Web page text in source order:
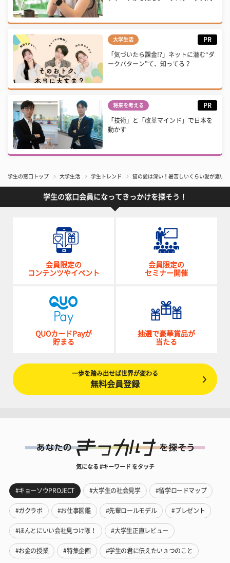
大学生活 PR
「気づいたら課金!?」ネットに潜む“ダ
ークパターン”て、知ってる？
将来を考える PR
「技術」と「改革マインド」で日本を
動かす
学生の窓口トップ 大学生活 学生トレンド 猫の愛は深い！暑苦しいくらい愛が濃い
学生の窓口会員になってきっかけを探そう！
会員限定の
コンテンツやイベント
会員限定の
セミナー開催
QUOカードPayが
貯まる
抽選で豪華賞品が
当たる
一歩を踏み出せば世界が変わる
無料会員登録
気になる #キーワード をタッチ
#キョーソウPROJECT #大学生の社会見学 #留学ロードマップ
#ガクラボ #お仕事図鑑 #先輩ロールモデル #プレゼント
#ほんとにいい会社見つけ隊！ #大学生正直レビュー
#お金の授業 #特集企画 #学生の君に伝えたい３つのこと